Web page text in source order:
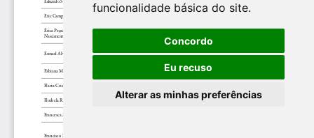
funcionalidade básica do site.
Concordo
Eu recuso
Alterar as minhas preferências